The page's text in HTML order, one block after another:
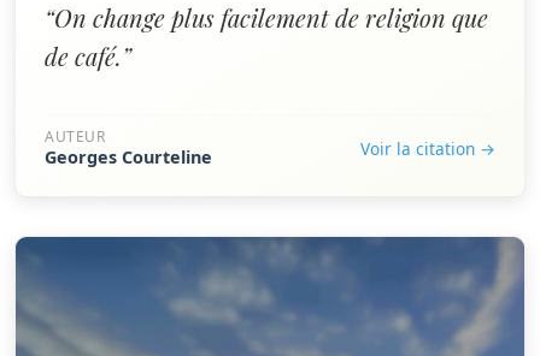
“On change plus facilement de religion que
de café.”
AUTEUR
Georges Courteline Voir la citation →